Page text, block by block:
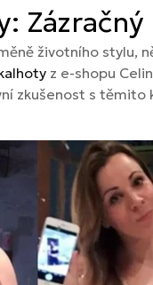
životního stylu,
z e-shopu
zkušenost s